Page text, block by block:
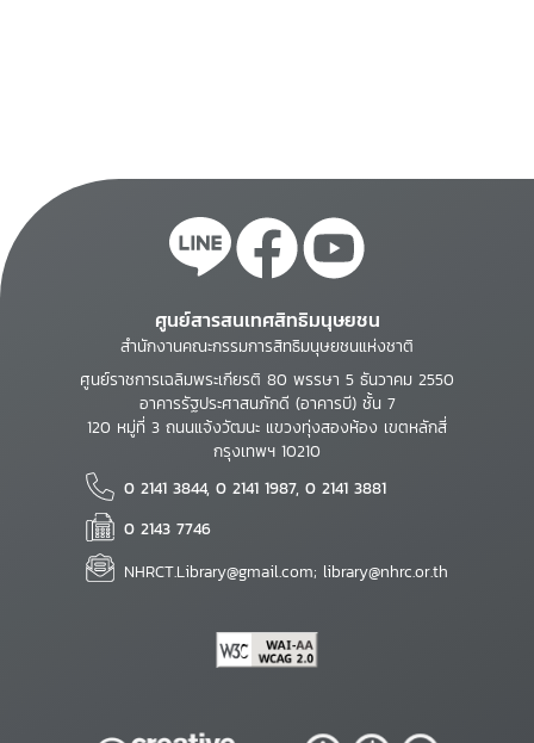
ศูนย์สารสนเทศสิทธิมนุษยชน
สำนักงานคณะกรรมการสิทธิมนุษยชนแห่งชาติ
ศูนย์ราชการเฉลิมพระเกียรติ 80 พรรษา 5 ธันวาคม 2550
อาคารรัฐประศาสนภักดี (อาคารบี) ชั้น 7
120 หมู่ที่ 3 ถนนแจ้งวัฒนะ แขวงทุ่งสองห้อง เขตหลักสี่
กรุงเทพฯ 10210
0 2141 3844, 0 2141 1987, 0 2141 3881
0 2143 7746
NHRCT.Library@gmail.com; library@nhrc.or.th